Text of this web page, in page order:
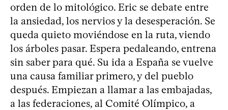
orden de lo mitológico. Eric se debate entre
la ansiedad, los nervios y la desesperación. Se
queda quieto moviéndose en la ruta, viendo
los árboles pasar. Espera pedaleando, entrena
sin saber para qué. Su ida a España se vuelve
una causa familiar primero, y del pueblo
después. Empiezan a llamar a las embajadas,
a las federaciones, al Comité Olímpico, a